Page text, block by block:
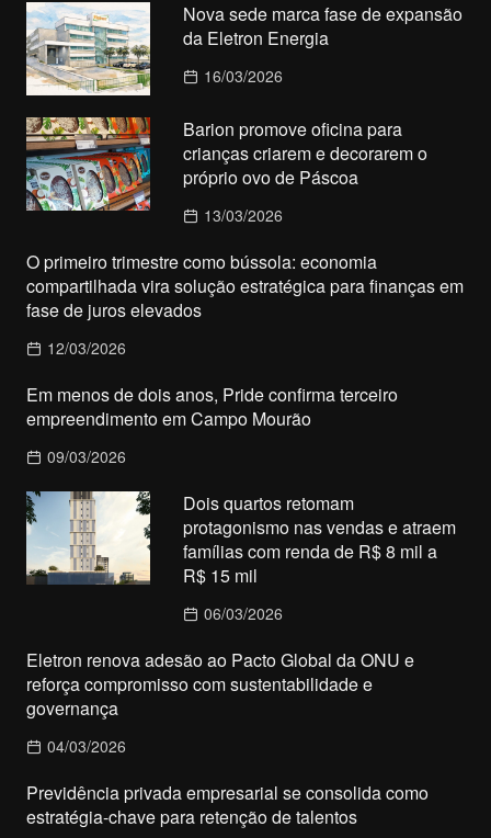
Nova sede marca fase de expansão
da Eletron Energia
16/03/2026
Barion promove oficina para
crianças criarem e decorarem o
próprio ovo de Páscoa
13/03/2026
O primeiro trimestre como bússola: economia
compartilhada vira solução estratégica para finanças em
fase de juros elevados
12/03/2026
Em menos de dois anos, Pride confirma terceiro
empreendimento em Campo Mourão
09/03/2026
Dois quartos retomam
protagonismo nas vendas e atraem
famílias com renda de R$ 8 mil a
R$ 15 mil
06/03/2026
Eletron renova adesão ao Pacto Global da ONU e
reforça compromisso com sustentabilidade e
governança
04/03/2026
Previdência privada empresarial se consolida como
estratégia-chave para retenção de talentos